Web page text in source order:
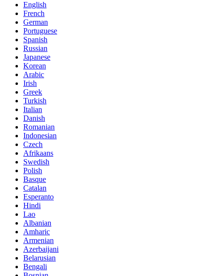
English
French
German
Portuguese
Spanish
Russian
Japanese
Korean
Arabic
Irish
Greek
Turkish
Italian
Danish
Romanian
Indonesian
Czech
Afrikaans
Swedish
Polish
Basque
Catalan
Esperanto
Hindi
Lao
Albanian
Amharic
Armenian
Azerbaijani
Belarusian
Bengali